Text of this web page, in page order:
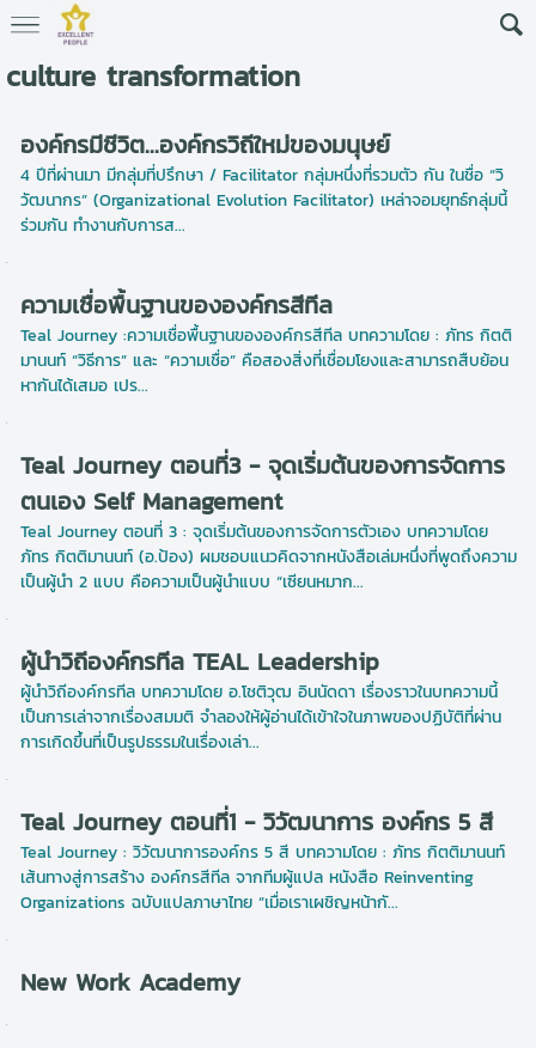
culture transformation
องค์กรมีชีวิต...องค์กรวิถีใหม่ของมนุษย์
4 ปีที่ผ่านมา มีกลุ่มที่ปรึกษา / Facilitator กลุ่มหนึ่งที่รวมตัว กัน ในชื่อ “วิ
วัฒนากร” (Organizational Evolution Facilitator) เหล่าจอมยุทธ์กลุ่มนี้
ร่วมกัน ทำงานกับการส...
ความเชื่อพื้นฐานขององค์กรสีทีล
Teal Journey :ความเชื่อพื้นฐานขององค์กรสีทีล บทความโดย : ภัทร กิตติ
มานนท์ “วิธีการ” และ “ความเชื่อ” คือสองสิ่งที่เชื่อมโยงและสามารถสืบย้อน
หากันได้เสมอ เปร...
Teal Journey ตอนที่3 - จุดเริ่มต้นของการจัดการ
ตนเอง Self Management
Teal Journey ตอนที่ 3 : จุดเริ่มต้นของการจัดการตัวเอง บทความโดย
ภัทร กิตติมานนท์ (อ.ป้อง) ผมชอบแนวคิดจากหนังสือเล่มหนึ่งที่พูดถึงความ
เป็นผู้นำ 2 แบบ คือความเป็นผู้นำแบบ “เซียนหมาก...
ผู้นำวิถีองค์กรทีล TEAL Leadership
ผู้นำวิถีองค์กรทีล บทความโดย อ.โชติวุฒ อินนัดดา เรื่องราวในบทความนี้
เป็นการเล่าจากเรื่องสมมติ จำลองให้ผู้อ่านได้เข้าใจในภาพของปฏิบัติที่ผ่าน
การเกิดขึ้นที่เป็นรูปธรรมในเรื่องเล่า...
Teal Journey ตอนที่1 - วิวัฒนาการ องค์กร 5 สี
Teal Journey : วิวัฒนาการองค์กร 5 สี บทความโดย : ภัทร กิตติมานนท์
เส้นทางสู่การสร้าง องค์กรสีทีล จากทีมผู้แปล หนังสือ Reinventing
Organizations ฉบับแปลภาษาไทย “เมื่อเราเผชิญหน้ากั...
New Work Academy